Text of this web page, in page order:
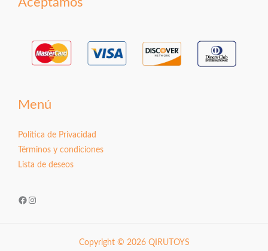
Menú
Política de Privacidad
Términos y condiciones
Lista de deseos
Facebook
Instagram
Copyright © 2026 QIRUTOYS